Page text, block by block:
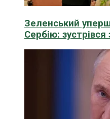
Зеленський
Сербію: